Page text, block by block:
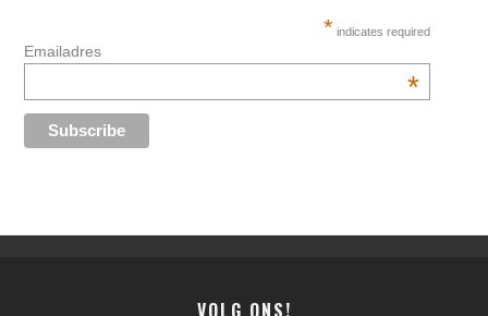
* indicates required
Emailadres
*
VOLG ONS!